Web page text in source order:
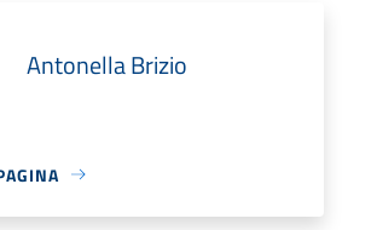
Antonella Brizio